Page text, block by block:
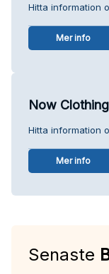
Hitta information
Mer info
Now Clothing
Hitta information
Mer info
Senaste